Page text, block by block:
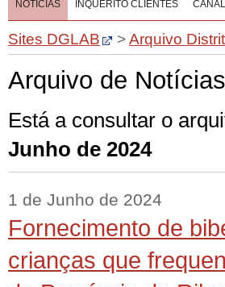
NOTÍCIAS INQUÉRITO CLIENTES
Sites DGLAB >Arquivo
Arquivo de Notícias
Está a consultar o
Junho de 2024
1 de Junho de 2024
Fornecimento de
crianças que